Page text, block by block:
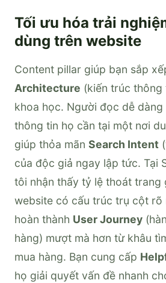
Tối ưu hóa trải
dùng trên website
Content pillar giúp bạn sắp
Architecture (kiến trúc thông
khoa học. Người đọc dễ dàng
thông tin họ cần tại một nơi
giúp thỏa mãn Search Intent
của độc giả ngay lập tức. Tại
tôi nhận thấy tỷ lệ thoát trang
website có cấu trúc trụ cột rõ
hoàn thành User Journey
hàng) mượt mà hơn từ khâu
mua hàng. Bạn cung cấp
họ giải quyết vấn đề nhanh